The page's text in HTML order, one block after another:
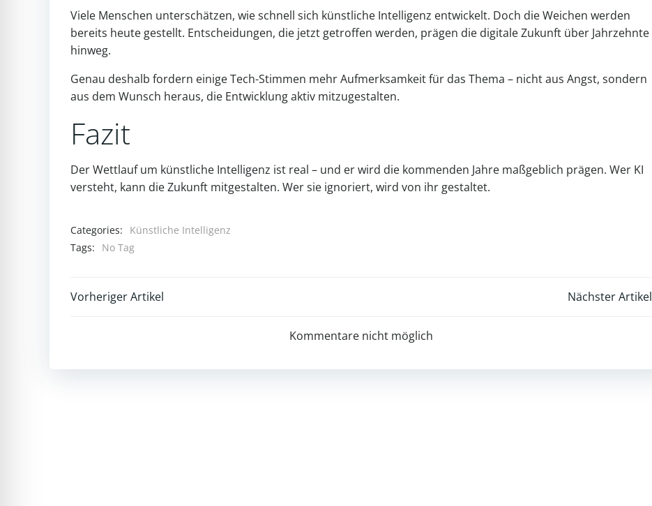
Viele Menschen unterschätzen, wie schnell sich künstliche Intelligenz entwickelt. Doch die Weichen werden
bereits heute gestellt. Entscheidungen, die jetzt getroffen werden, prägen die digitale Zukunft über Jahrzehnte
hinweg.
Genau deshalb fordern einige Tech-Stimmen mehr Aufmerksamkeit für das Thema – nicht aus Angst, sondern
aus dem Wunsch heraus, die Entwicklung aktiv mitzugestalten.
Fazit
Der Wettlauf um künstliche Intelligenz ist real – und er wird die kommenden Jahre maßgeblich prägen. Wer KI
versteht, kann die Zukunft mitgestalten. Wer sie ignoriert, wird von ihr gestaltet.
Categories:
Künstliche Intelligenz
Tags:
No Tag
Post
Vorheriger Artikel
navigation
Nächster Artikel
Kommentare nicht möglich